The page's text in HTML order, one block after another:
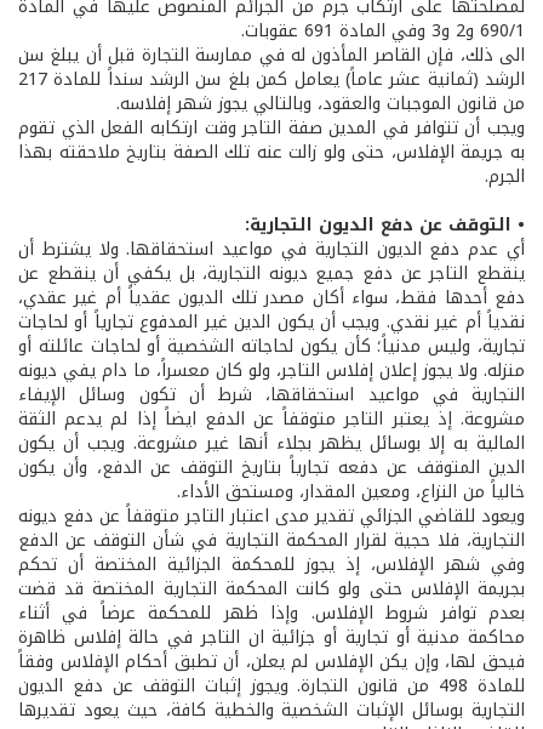
690/1 و2 و3 وفي المادة 691 عقوبات.
الى ذلك، فإن القاصر المأذون له في ممارسة التجارة قبل أن يبلغ سن
الرشد (ثمانية عشر عاماً) يعامل كمن بلغ سن الرشد سنداً للمادة 217
من قانون الموجبات والعقود، وبالتالي يجوز شهر إفلاسه.
ويجب أن تتوافر في المدين صفة التاجر وقت ارتكابه الفعل الذي تقوم
به جريمة الإفلاس، حتى ولو زالت عنه تلك الصفة بتاريخ ملاحقته بهذا
الجرم.
• التوقف عن دفع الديون التجارية:
أي عدم دفع الديون التجارية في مواعيد استحقاقها. ولا يشترط أن
ينقطع التاجر عن دفع جميع ديونه التجارية، بل يكفي أن ينقطع عن
دفع أحدها فقط، سواء أكان مصدر تلك الديون عقدياً أم غير عقدي،
نقدياً أم غير نقدي. ويجب أن يكون الدين غير المدفوع تجارياً أو لحاجات
تجارية، وليس مدنياً؛ كأن يكون لحاجاته الشخصية أو لحاجات عائلته أو
منزله. ولا يجوز إعلان إفلاس التاجر، ولو كان معسراً، ما دام يفي ديونه
التجارية في مواعيد استحقاقها، شرط أن تكون وسائل الإيفاء
مشروعة. إذ يعتبر التاجر متوقفاً عن الدفع ايضاً إذا لم يدعم الثقة
المالية به إلا بوسائل يظهر بجلاء أنها غير مشروعة. ويجب أن يكون
الدين المتوقف عن دفعه تجارياً بتاريخ التوقف عن الدفع، وأن يكون
خالياً من النزاع، ومعين المقدار، ومستحق الأداء.
ويعود للقاضي الجزائي تقدير مدى اعتبار التاجر متوقفاً عن دفع ديونه
التجارية، فلا حجية لقرار المحكمة التجارية في شأن التوقف عن الدفع
وفي شهر الإفلاس، إذ يجوز للمحكمة الجزائية المختصة أن تحكم
بجريمة الإفلاس حتى ولو كانت المحكمة التجارية المختصة قد قضت
بعدم توافر شروط الإفلاس. وإذا ظهر للمحكمة عرضاً في أثناء
محاكمة مدنية أو تجارية أو جزائية ان التاجر في حالة إفلاس ظاهرة
فيحق لها، وإن يكن الإفلاس لم يعلن، أن تطبق أحكام الإفلاس وفقاً
للمادة 498 من قانون التجارة. ويجوز إثبات التوقف عن دفع الديون
التجارية بوسائل الإثبات الشخصية والخطية كافة، حيث يعود تقديرها